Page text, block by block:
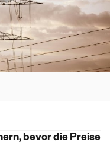
bevor die Preise